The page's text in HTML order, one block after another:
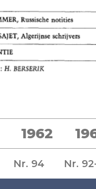
1962
Nr. 94 Nr.